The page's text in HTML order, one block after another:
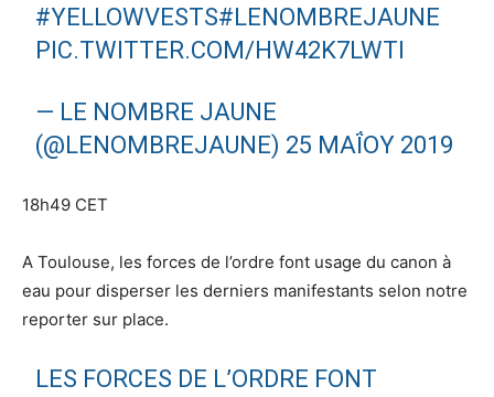
#YELLOWVESTS#LENOMBREJAUNE
PIC.TWITTER.COM/HW42K7LWTI
— LE NOMBRE JAUNE
(@LENOMBREJAUNE) 25 ΜΑΪ́ΟΥ 2019
18h49 CET
A Toulouse, les forces de l’ordre font usage du canon à
eau pour disperser les derniers manifestants selon notre
reporter sur place.
LES FORCES DE L’ORDRE FONT